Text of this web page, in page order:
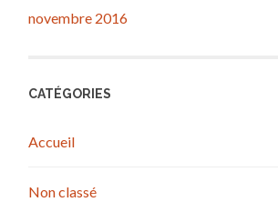
novembre 2016
CATÉGORIES
Accueil
Non classé